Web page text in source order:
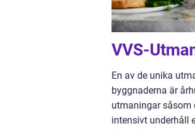
VVS-
En av de unika
byggnaderna är
utmaningar såsom
intensivt underhåll